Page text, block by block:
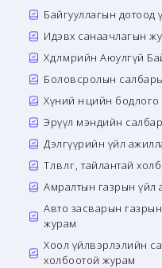
Байгууллагын
Идэвх санаачлагын
Хөдөлмөрийн Аюулгүй
Боловсролын
Хүний нөөцийн бодлого
Эрүүл мэндийн
Дэлгүүрийн үйл
Төлөвлөгөө, тайлантай
Амралтын газрын үйл
Авто засварын
журам
Хоол үйлвэрлэлийн
холбоотой журам